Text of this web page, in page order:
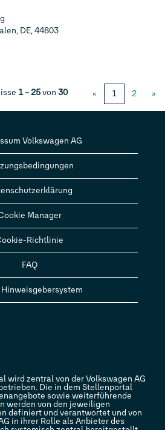
DE, 44803
1 – 25von 30 « 1 2 »
Volkswagen AG
Manager
Richtlinie
FAQ
Hinweisgebersystem
wird zentral von der Volkswagen AG
Die in dem Stellenportal
sowie weiterführende
werden von den jeweiligen
definiert und verantwortet und von
in ihrer Rolle als Anbieter des